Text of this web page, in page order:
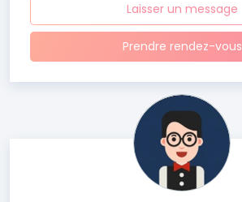
Laisser un message
Prendre rendez-vous